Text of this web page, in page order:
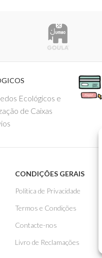
Ecológicos e
de Caixas
CONDIÇÕES GERAIS
Politica de Privacidade
Termos e Condições
Contacte-nos
Livro de Reclamações